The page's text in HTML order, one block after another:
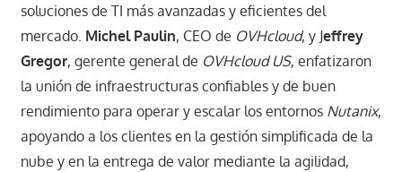
soluciones de TI más avanzadas y eficientes del
mercado. Michel Paulin, CEO de OVHcloud, y Jeffrey
Gregor, gerente general de OVHcloud US, enfatizaron
la unión de infraestructuras confiables y de buen
rendimiento para operar y escalar los entornos Nutanix,
apoyando a los clientes en la gestión simplificada de la
nube y en la entrega de valor mediante la agilidad,